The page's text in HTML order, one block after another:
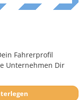
Fahrerprofil
Unternehmen Dir
hinterlegen